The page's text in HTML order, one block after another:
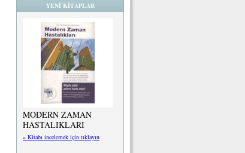
YENİ KİTAPLAR
MODERN ZAMAN
HASTALIKLARI
» Kitabı incelemek için tıklayın